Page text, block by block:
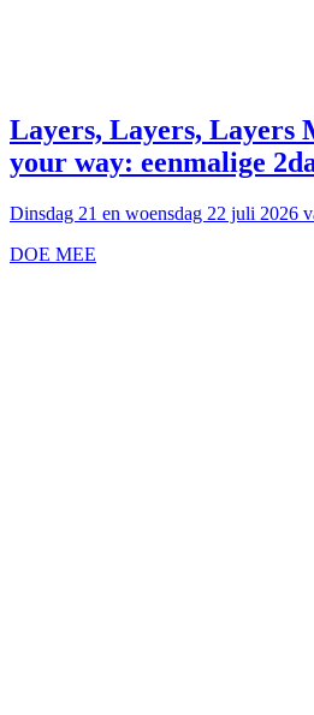
Layers, Layers, Layers
your way: eenmalige
Dinsdag 21 en woensdag 22 juli 2026
DOE MEE